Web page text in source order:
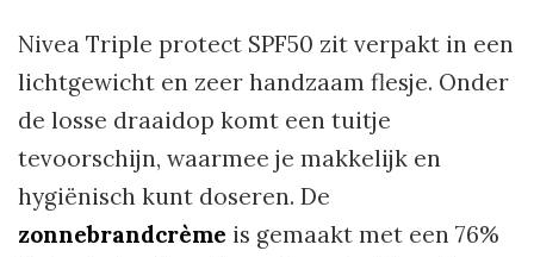
Nivea Triple protect SPF50 zit verpakt in een
lichtgewicht en zeer handzaam flesje. Onder
de losse draaidop komt een tuitje
tevoorschijn, waarmee je makkelijk en
hygiënisch kunt doseren. De
zonnebrandcrème is gemaakt met een 76%